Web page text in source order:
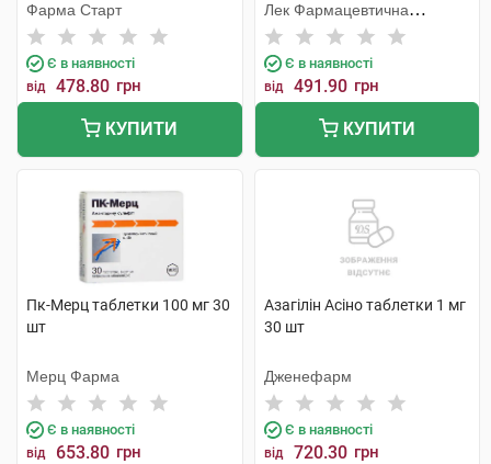
Фарма Старт
Є в наявності
від 478.80 грн
КУПИТИ
Лек Фармацевтична
компанія
Є в наявності
від 491.90 грн
КУПИТИ
Пк-Мерц таблетки 100 мг 30
шт
Мерц Фарма
Є в наявності
від 653.80 грн
Азагілін Асіно таблетки 1 мг
30 шт
Дженефарм
Є в наявності
від 720.30 грн